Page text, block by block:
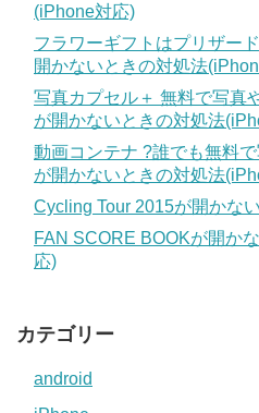
(iPhone対応)
フラワーギフトはプリザー
開かないときの対処法
写真カプセル＋ 無料で写真
が開かないときの対処法
動画コンテナ ?誰でも無料
が開かないときの対処法
Cycling Tour 2015が開かな
FAN SCORE BOOKが開か
応)
カテゴリー
android